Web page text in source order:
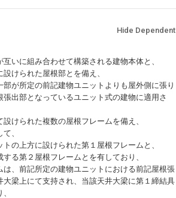
Hide Dependent
いに組み合わせて構築される建物本体と、
けられた屋根部とを備え、
が所定の前記建物ユニットよりも屋外側に張り
出部となっているユニット式の建物に適用さ
けられた複数の屋根フレームを備え、
、
の上方に設けられた第１屋根フレームと、
る第２屋根フレームとを有しており、
は、前記所定の建物ユニットにおける前記屋根張
大梁上にて支持され、当該天井大梁に第１締結具